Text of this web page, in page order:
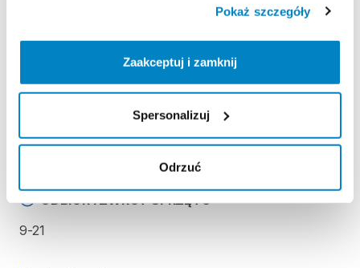
Pokaż szczegóły
Zaakceptuj i zamknij
Spersonalizuj
Odrzuć
Regulamin wypożyczalni
KAUCJA
Nie pobieramy kaucji za wypożyczenie tego
produktu
ODBIÓR I ZWROT SPRZĘTU